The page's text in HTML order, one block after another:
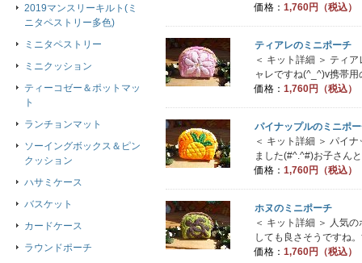
価格： 1,760円（税込）
ティアレのミニポーチ
＜ キット詳細 ＞ ティ
ャレですね(^_^)v携帯
価格： 1,760円（税込）
パイナップルのミニポ
＜ キット詳細 ＞ パイ
ました(#^.^#)お子さん
価格： 1,760円（税込）
ホヌのミニポーチ
＜ キット詳細 ＞ 人気
しても良さそうですね
価格： 1,760円（税込）
2019マンスリーキルト(ミ
ニタペストリー多色)
ミニタペストリー
ミニクッション
ティーコゼー＆ポットマッ
ト
ランチョンマット
ソーイングボックス＆ピン
クッション
ハサミケース
バスケット
カードケース
ラウンドポーチ